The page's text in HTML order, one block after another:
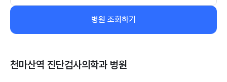
병원 조회하기
천마산역 진단검사의학과 병원